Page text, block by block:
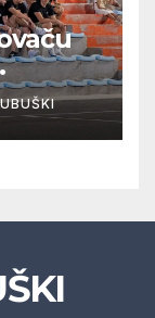
ispao,